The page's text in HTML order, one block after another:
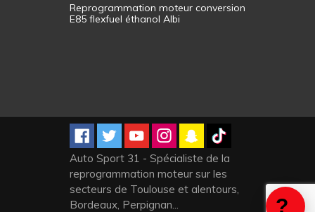
Reprogrammation moteur conversion
E85 flexfuel éthanol Albi
Auto Sport 31 - Spécialiste de la
reprogrammation moteur sur les
secteurs de Toulouse et alentours,
Bordeaux, Perpignan...